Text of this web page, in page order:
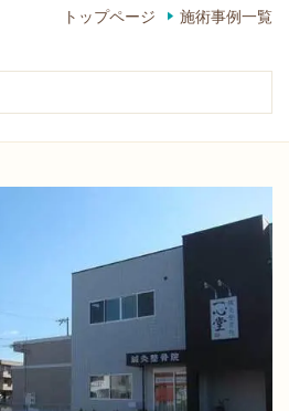
トップページ 施術事例一覧